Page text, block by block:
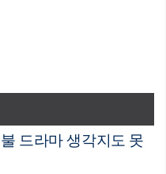
드라마 생각지도 못